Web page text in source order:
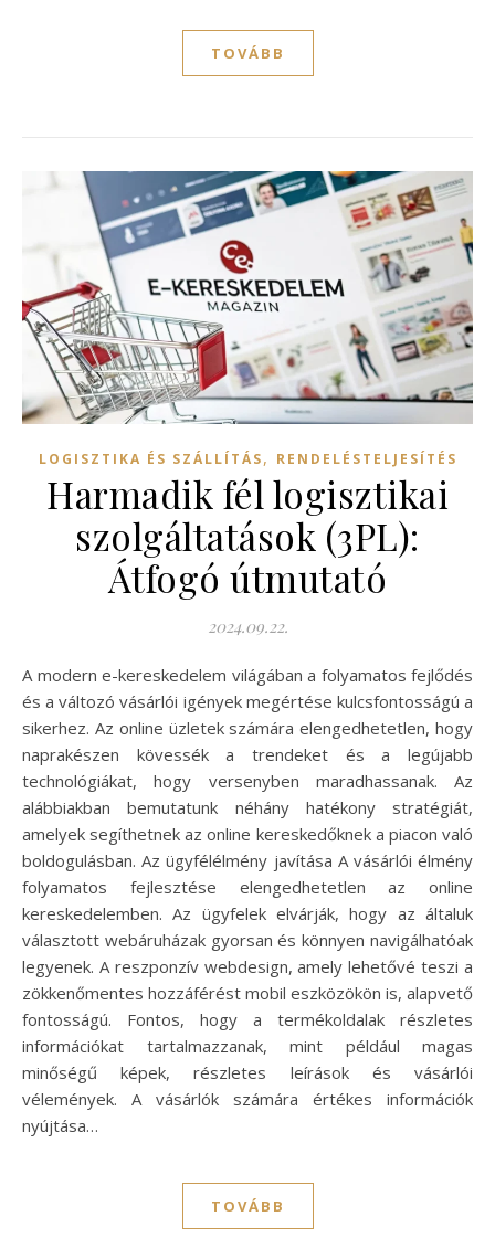
TOVÁBB
LOGISZTIKA ÉS SZÁLLÍTÁS, RENDELÉSTELJESÍTÉS
Harmadik fél logisztikai
szolgáltatások (3PL):
Átfogó útmutató
2024.09.22.
A modern e-kereskedelem világában a folyamatos fejlődés
és a változó vásárlói igények megértése kulcsfontosságú a
sikerhez. Az online üzletek számára elengedhetetlen, hogy
naprakészen kövessék a trendeket és a legújabb
technológiákat, hogy versenyben maradhassanak. Az
alábbiakban bemutatunk néhány hatékony stratégiát,
amelyek segíthetnek az online kereskedőknek a piacon való
boldogulásban. Az ügyfélélmény javítása A vásárlói élmény
folyamatos fejlesztése elengedhetetlen az online
kereskedelemben. Az ügyfelek elvárják, hogy az általuk
választott webáruházak gyorsan és könnyen navigálhatóak
legyenek. A reszponzív webdesign, amely lehetővé teszi a
zökkenőmentes hozzáférést mobil eszközökön is, alapvető
fontosságú. Fontos, hogy a termékoldalak részletes
információkat tartalmazzanak, mint például magas
minőségű képek, részletes leírások és vásárlói
vélemények. A vásárlók számára értékes információk
nyújtása…
TOVÁBB